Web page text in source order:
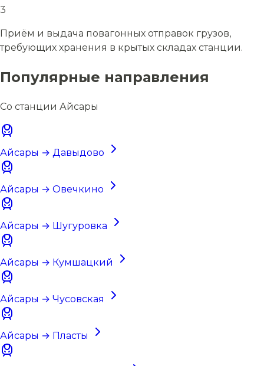
3
Приём и выдача повагонных отправок грузов,
требующих хранения в крытых складах станции.
Популярные направления
Со станции Айсары
Айсары → Давыдово
Айсары → Овечкино
Айсары → Шугуровка
Айсары → Кумшацкий
Айсары → Чусовская
Айсары → Пласты